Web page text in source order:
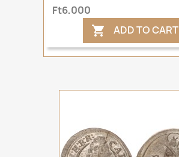
Ft6,000
 ADD TO CART